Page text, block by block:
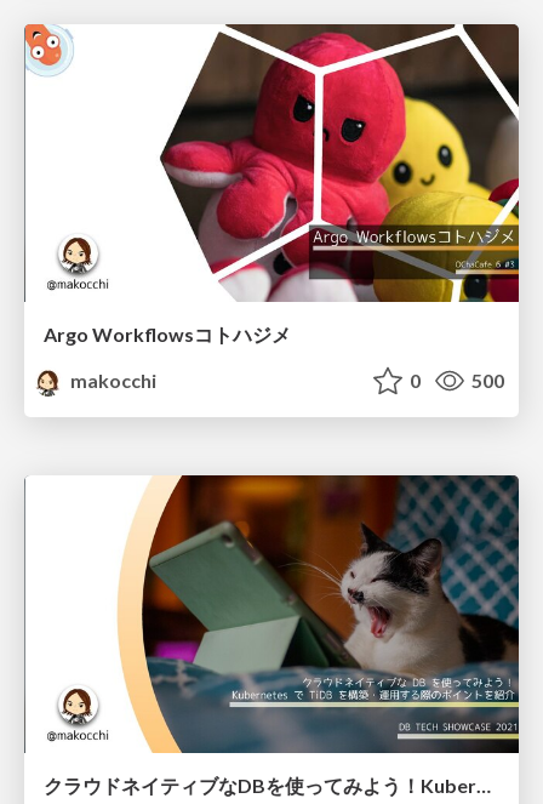
Argo Workflowsコトハジメ
makocchi
0 500
クラウドネイティブなDBを使ってみよう！Kubernetes で TiDB を構築・運用する際のポイントを紹介 / how to use tidb with kubernetes